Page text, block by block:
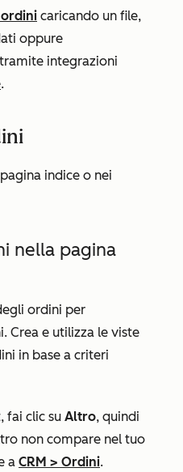
caricando un file,
oppure
integrazioni
.
indice o nei
nella pagina
ordini per
Crea e utilizza le viste
in base a criteri
fai clic su Altro, quindi
non compare nel tuo
a CRM > Ordini.